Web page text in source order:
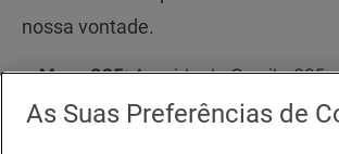
nossa vontade.
Mesa 325:Avenida de Camilo
Porto. Telefone: 917 414 102. De
sexta, das 08h30 às 17h. Aos
As Suas Preferências de